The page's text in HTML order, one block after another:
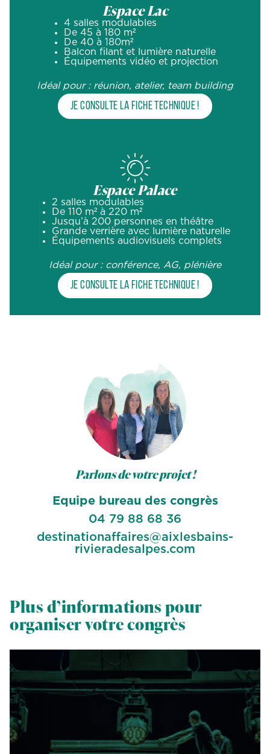
Espace Lac
4 salles modulables
De 45 à 180 m²
De 40 à 180m²
Balcon filant et lumière naturelle
Équipements vidéo et projection
Idéal pour : réunion, atelier, team building
Je consulte la fiche technique !
Espace Palace
2 salles modulables
De 110 m² à 220 m²
Jusqu’à 200 personnes en théâtre
Grande verrière avec lumière naturelle
Équipements audiovisuels complets
Idéal pour : conférence, AG, plénière
Je consulte la fiche technique !
Parlons de votre projet !
Equipe bureau des congrès
04 79 88 68 36
destinationaffaires@aixlesbains-
rivieradesalpes.com
Plus d’informations pour
organiser votre congrès